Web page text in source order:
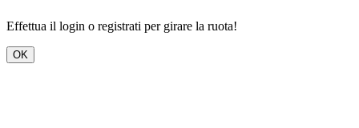
Effettua il login o registrati per girare la ruota!
OK